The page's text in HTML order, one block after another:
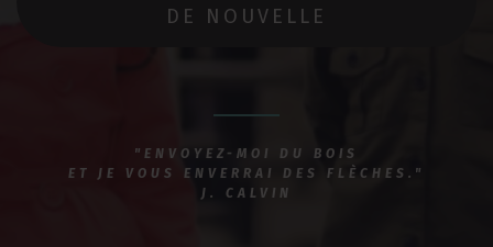
DE NOUVELLE
"ENVOYEZ-MOI DU BOIS
ET JE VOUS ENVERRAI DES FLÈCHES."
J. CALVIN